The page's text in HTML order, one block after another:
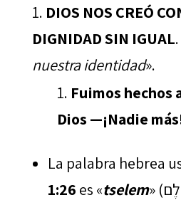
DIOS NOS CREÓ
DIGNIDAD SIN IGUAL
nuestra identidad».
Fuimos hechos
Dios —¡Nadie
La palabra hebrea
1:26 es «tselem» (צֶלֶם) — imagen,